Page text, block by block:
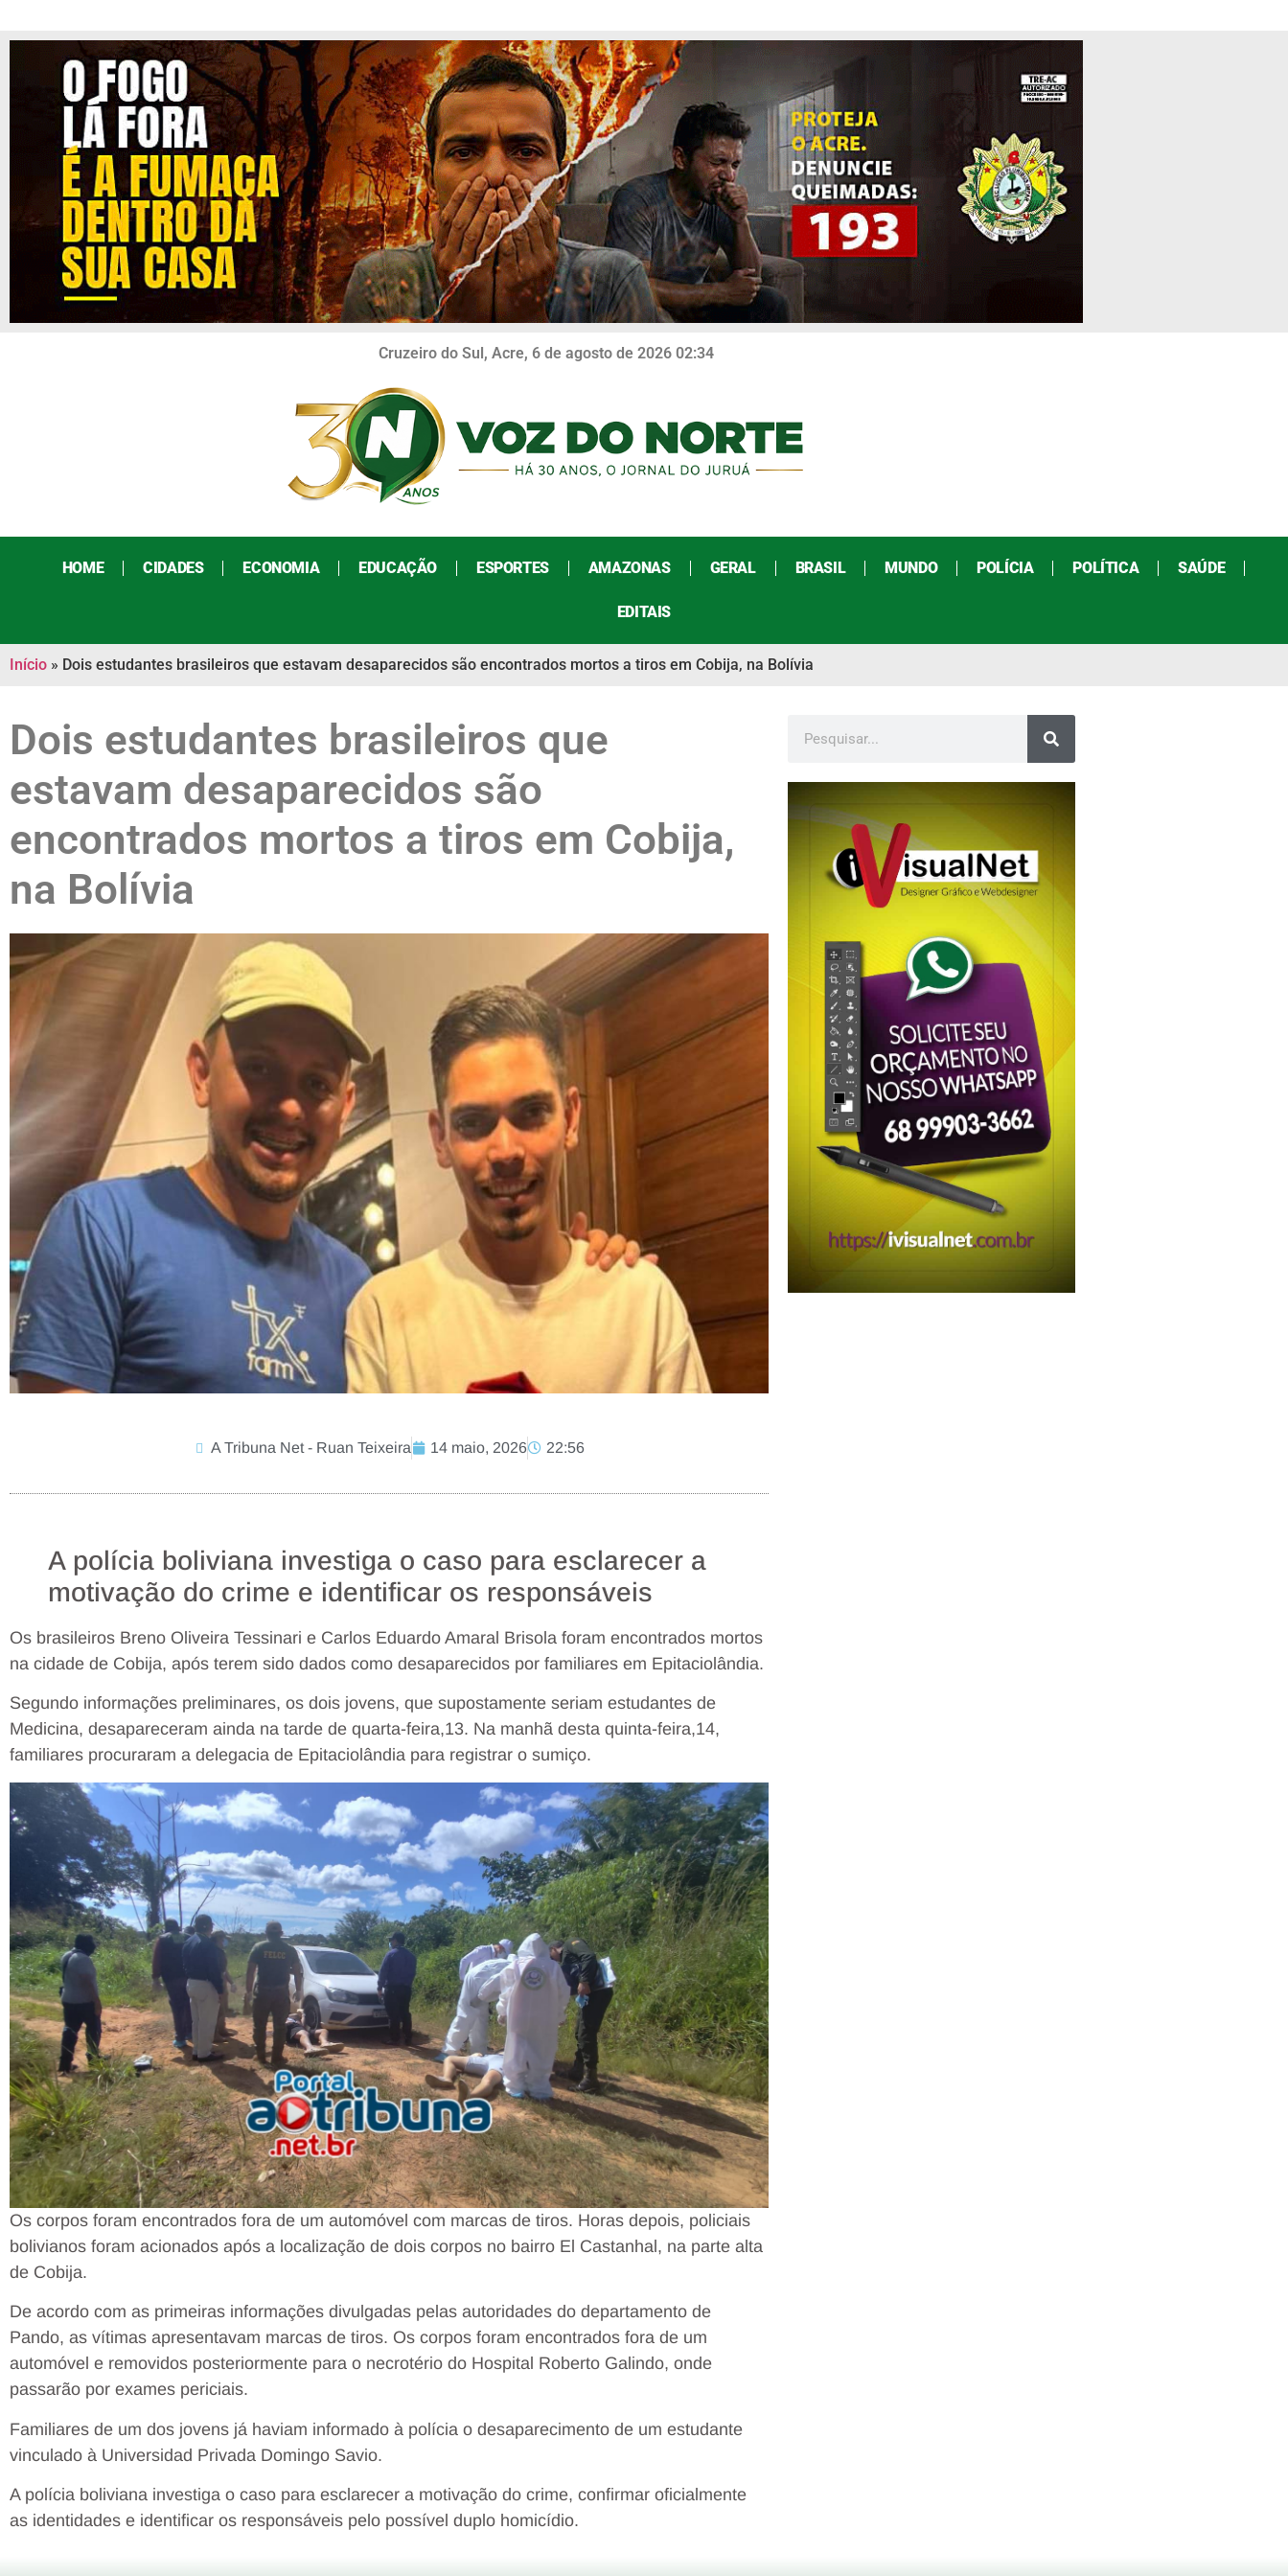
Cruzeiro do Sul, Acre, 6 de agosto de 2026 02:34
HOME CIDADES ECONOMIA EDUCAÇÃO ESPORTES AMAZONAS GERAL BRASIL MUNDO POLÍCIA POLÍTICA SAÚDE
EDITAIS
Início » Dois estudantes brasileiros que estavam desaparecidos são encontrados mortos a tiros em Cobija, na Bolívia
Dois estudantes brasileiros que
estavam desaparecidos são
encontrados mortos a tiros em Cobija,
na Bolívia
A Tribuna Net - Ruan Teixeira 14 maio, 2026 22:56
A polícia boliviana investiga o caso para esclarecer a
motivação do crime e identificar os responsáveis
Os brasileiros Breno Oliveira Tessinari e Carlos Eduardo Amaral Brisola foram encontrados mortos
na cidade de Cobija, após terem sido dados como desaparecidos por familiares em Epitaciolândia.
Segundo informações preliminares, os dois jovens, que supostamente seriam estudantes de
Medicina, desapareceram ainda na tarde de quarta-feira,13. Na manhã desta quinta-feira,14,
familiares procuraram a delegacia de Epitaciolândia para registrar o sumiço.
Os corpos foram encontrados fora de um automóvel com marcas de tiros. Horas depois, policiais
bolivianos foram acionados após a localização de dois corpos no bairro El Castanhal, na parte alta
de Cobija.
De acordo com as primeiras informações divulgadas pelas autoridades do departamento de
Pando, as vítimas apresentavam marcas de tiros. Os corpos foram encontrados fora de um
automóvel e removidos posteriormente para o necrotério do Hospital Roberto Galindo, onde
passarão por exames periciais.
Familiares de um dos jovens já haviam informado à polícia o desaparecimento de um estudante
vinculado à Universidad Privada Domingo Savio.
A polícia boliviana investiga o caso para esclarecer a motivação do crime, confirmar oficialmente
as identidades e identificar os responsáveis pelo possível duplo homicídio.